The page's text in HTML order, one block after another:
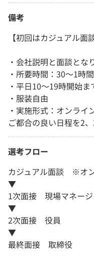
備考
【初回はカジュアル面
・会社説明と面談とな
・所要時間：30～1時間
・平日10～19時開始ま
・服装自由
・実施形式：オンライ
ご都合の良い日程を2
選考フロー
カジュアル面談 ※オ
▼
1次面接 現場マネージ
▼
2次面接 役員
▼
最終面接 取締役